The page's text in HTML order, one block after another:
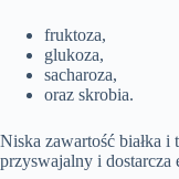
fruktoza,
glukoza,
sacharoza,
oraz skrobia.
Niska zawartość białka i
przyswajalny i dostarcza